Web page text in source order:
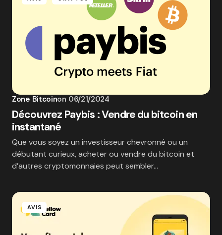
Zone Bitcoinon 06/21/2024
Découvrez Paybis : Vendre du bitcoin en
instantané
Que vous soyez un investisseur chevronné ou un
débutant curieux, acheter ou vendre du bitcoin et
d’autres cryptomonnaies peut sembler…
AVIS